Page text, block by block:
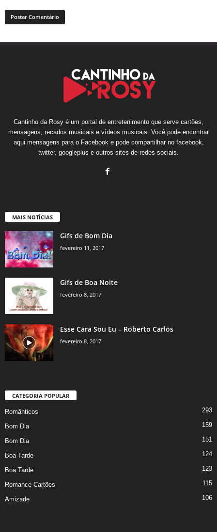
Cantinho da Rosy é um portal de entretenimento que serve cartões,
mensagens, recados musicais e vídeos musicais. Você pode encontrar
aqui mensagens para o Facebook e pode compartilhar no facebook,
twitter, googleplus e outros sites de redes sociais.
MAIS NOTÍCIAS
Gifs de Bom Dia
fevereiro 11, 2017
Gifs de Boa Noite
fevereiro 8, 2017
Esse Cara Sou Eu – Roberto Carlos
fevereiro 8, 2017
CATEGORIA POPULAR
Românticos 293
Bom Dia 159
Bom Dia 151
Boa Tarde 124
Boa Tarde 123
Romance Cartões 115
Amizade 106